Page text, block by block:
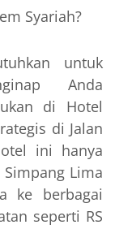
Syariah?
untuk
Anda
di Hotel
di Jalan
ini hanya
Lima
ke berbagai
seperti RS